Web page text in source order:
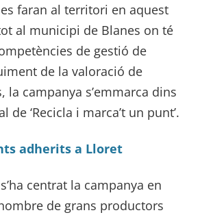
faran al territori en aquest
al municipi de Blanes on té
de gestió de
de la valoració de
la campanya s’emmarca dins
de ‘Recicla i marca’t un punt’.
adherits a Lloret
centrat la campanya en
de grans productors